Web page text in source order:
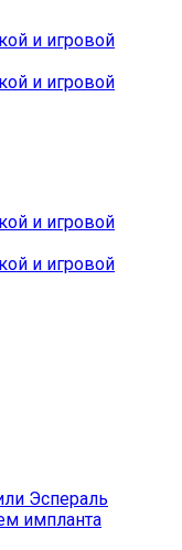
Эспераль
импланта